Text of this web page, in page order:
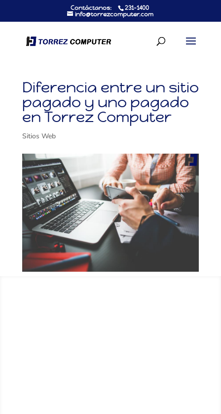
Contáctanos:
231-1400
info@torrezcomputer.com
Diferencia entre un sitio
pagado y uno pagado
en Torrez Computer
Sitios Web